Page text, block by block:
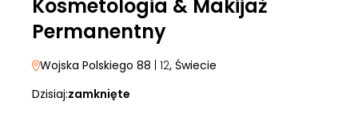
Kosmetologia & Makijaż
Permanentny
Wojska Polskiego 88 | 12, Świecie
Dzisiaj:zamknięte